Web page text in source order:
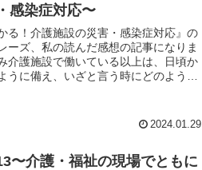
感染症対応〜
る！介護施設の災害・感染症対応』の
ーズ、私の読んだ感想の記事になりま
介護施設で働いている以上は、日頃か
うに備え、いざと言う時にどのように
2024.01.29
〜介護・福祉の現場でともに